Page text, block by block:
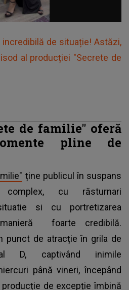
incredibilă de situație! Astăzi,
al producției "Secrete de
de familie" oferă
pline de
ține publicul în suspans
cu răsturnari
si cu portretizarea
foarte credibilă.
punct de atracție în grila de
D, captivând inimile
până vineri, începând
de excepție îmbină